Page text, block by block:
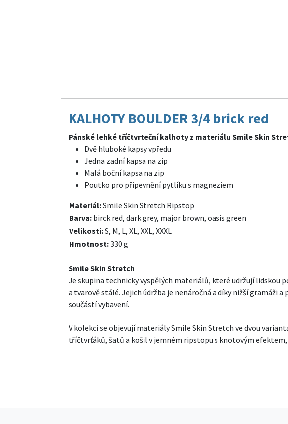
KALHOTY BOULDER 3/4 brick red
Pánské lehké tříčtvrteční kalhoty z materiálu Smile Skin
Dvě hluboké kapsy vpředu
Jedna zadní kapsa na zip
Malá boční kapsa na zip
Poutko pro připevnění pytlíku s magneziem
Materiál:Smile Skin Stretch Ripstop
Barva: birck red, dark grey, major brown, oasis green
Velikosti:S, M, L, XL, XXL, XXXL
Hmotnost:330 g
Smile Skin Stretch
Je skupina technicky vyspělých materiálů, které udržují lidskou
a tvarově stálé. Jejich údržba je nenáročná a díky nižší gramáži
součástí vybavení.
V kolekci se objevují materiály Smile Skin Stretch ve dvou
tříčtvrťáků, šatů a košil v jemném ripstopu s knotovým